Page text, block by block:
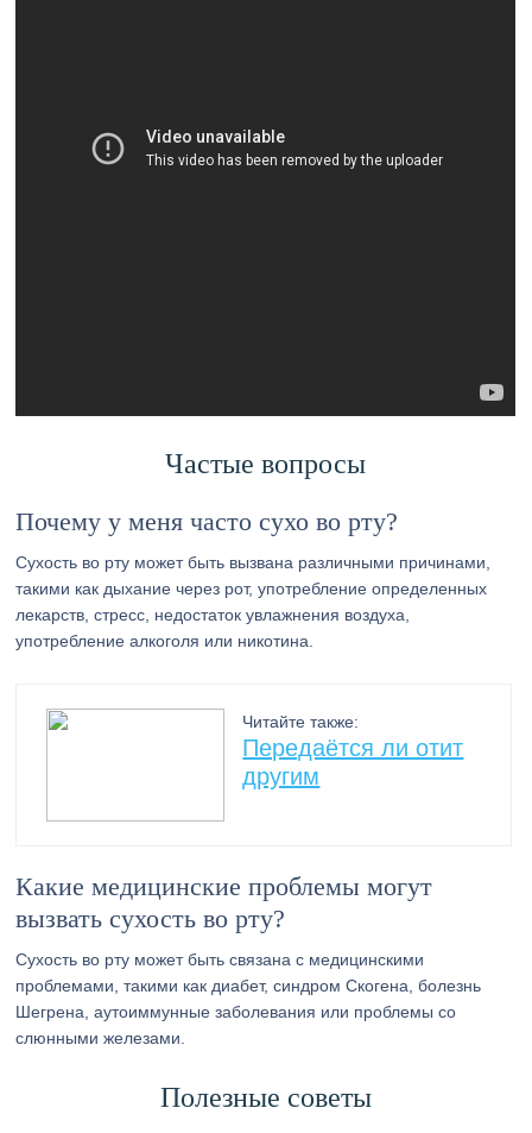
Частые вопросы
Почему у меня часто сухо во рту?
Сухость во рту может быть вызвана различными причинами,
такими как дыхание через рот, употребление определенных
лекарств, стресс, недостаток увлажнения воздуха,
употребление алкоголя или никотина.
Читайте также:
Передаётся ли отит
другим
Какие медицинские проблемы могут
вызвать сухость во рту?
Сухость во рту может быть связана с медицинскими
проблемами, такими как диабет, синдром Скогена, болезнь
Шегрена, аутоиммунные заболевания или проблемы со
слюнными железами.
Полезные советы